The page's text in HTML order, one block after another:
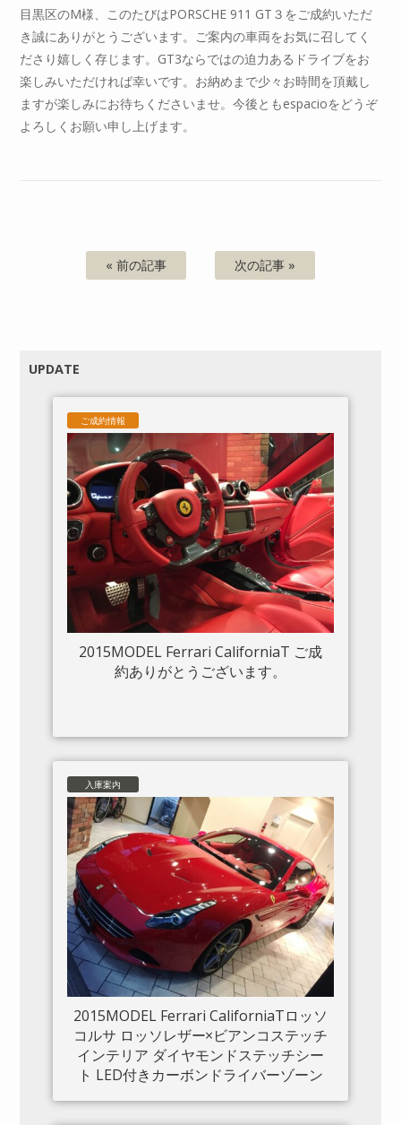
目黒区のM様、このたびはPORSCHE 911 GT３をご成約いただ
き誠にありがとうございます。ご案内の車両をお気に召してく
ださり嬉しく存じます。GT3ならではの迫力あるドライブをお
楽しみいただければ幸いです。お納めまで少々お時間を頂戴し
ますが楽しみにお待ちくださいませ。今後ともespacioをどうぞ
よろしくお願い申し上げます。
« 前の記事 次の記事 »
UPDATE
ご成約情報
2015MODEL Ferrari CaliforniaT ご成
約ありがとうございます。
入庫案内
2015MODEL Ferrari CaliforniaTロッソ
コルサ ロッソレザー×ビアンコステッチ
インテリア ダイヤモンドステッチシー
ト LED付きカーボンドライバーゾーン